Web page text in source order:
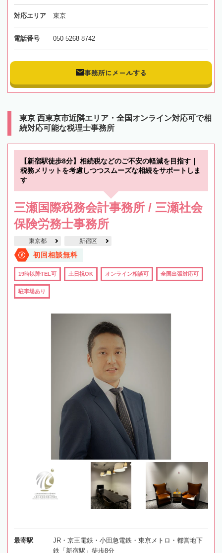
対応エリア 東京
電話番号 050-5268-8742
事務所にメールする
東京 西東京市近隣エリア・全国オンライン対応可で相
続対応可能な税理士事務所
【新宿駅徒歩8分】相続税などのご不安の軽減を目指す｜
税務メリットを考慮しつつスムーズな相続をサポートしま
す
三瀬国際税務会計事務所 / 三瀬社会
保険労務士事務所
東京都 新宿区
初回相談無料
19時以降TEL可 土日祝OK オンライン相談可 全国出張対応可
駐車場あり
最寄駅
JR・京王電鉄・小田急電鉄・東京メトロ・都営地下
鉄「新宿駅」徒歩8分